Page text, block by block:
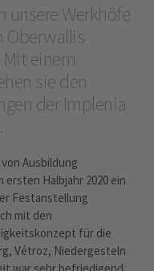
Werkhöfe
Oberwallis
einem
sie den
der Implenia
Ausbildung
Halbjahr 2020 ein
Festanstellung
mit den
für die
Vétroz, Niedergesteln
war sehr befriedigend,